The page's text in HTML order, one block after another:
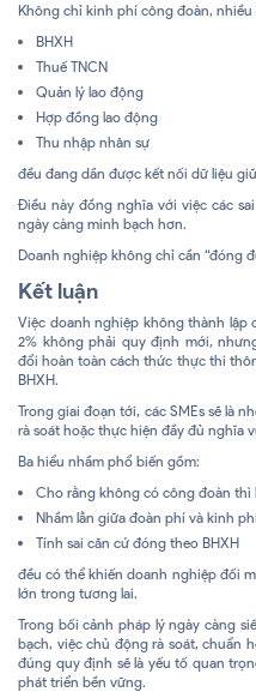
Không chỉ kinh phí công đoàn,
BHXH
Thuế TNCN
Quản lý lao động
Hợp đồng lao động
Thu nhập nhân sự
đều đang dần được kết nối dữ liệu
Điều này đồng nghĩa với việc các
ngày càng minh bạch hơn.
Doanh nghiệp không chỉ cần “đóng
Kết luận
Việc doanh nghiệp không thành lập
2% không phải quy định mới,
đổi hoàn toàn cách thức thực thi
BHXH.
Trong giai đoạn tới, các SMEs sẽ là
rà soát hoặc thực hiện đầy đủ nghĩa
Ba hiểu nhầm phổ biến gồm:
Cho rằng không có công đoàn
Nhầm lẫn giữa đoàn phí và kinh
Tính sai căn cứ đóng theo BHXH
đều có thể khiến doanh nghiệp đối
lớn trong tương lai.
Trong bối cảnh pháp lý ngày càng
bạch, việc chủ động rà soát, chuẩn
đúng quy định sẽ là yếu tố quan
phát triển bền vững.